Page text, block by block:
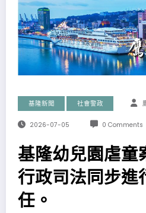
基隆新聞 社會警政
2026-07-05 0 Comments
基隆幼兒園虐童
行政司法同步進
任。